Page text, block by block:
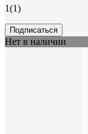
1(1)
Подписаться
Нет в наличии